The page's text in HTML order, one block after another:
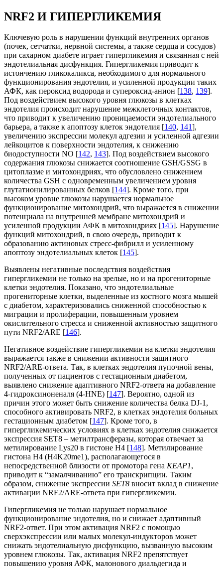
NRF2 И ГИПЕРГЛИКЕМИЯ
Ключевую роль в нарушении функций внутренних органов
(почек, сетчатки, нервной системы, а также сердца и сосудов)
при сахарном диабете играет гипергликемия и связанная с ней
эндотелиальная дисфункция. Гипергликемия приводит к
истончению гликокаликса, необходимого для нормального
функционирования эндотелия, и усиленной продукции таких
АФК, как пероксид водорода и супероксид-анион [138, 139].
Под воздействием высокого уровня глюкозы в клетках
эндотелия происходит нарушение межклеточных контактов,
что приводит к увеличению проницаемости эндотелиального
барьера, а также к апоптозу клеток эндотелия [140, 141],
увеличению экспрессии молекул адгезии и усиленной адгезии
лейкоцитов к поверхности эндотелия, к снижению
биодоступности NO [142, 143]. Под воздействием высокого
содержания глюкозы снижается соотношение GSH/GSSG в
цитоплазме и митохондриях, что обусловлено снижением
количества GSH с одновременным увеличением уровня
глутатионилированных белков [144]. Кроме того, при
высоком уровне глюкозы нарушается нормальное
функционирование митохондрий, что выражается в снижении
потенциала на внутренней мембране митохондрий и
усиленной продукции АФК в митохондриях [145]. Нарушение
функций митохондрий, в свою очередь, приводит к
образованию актиновых стресс-фибрилл и усиленному
апоптозу эндотелиальных клеток [145].
Выявлены негативные последствия воздействия
гипергликемии не только на зрелые, но и на прогениторные
клетки эндотелия. Показано, что эндотелиальные
прогениторные клетки, выделенные из костного мозга мышей
с диабетом, характеризовались сниженной способностью к
миграции и пролиферации, повышенным уровнем
окислительного стресса и сниженной активностью защитного
пути NRF2/ARE [146].
Негативное воздействие гипергликемии на клетки эндотелия
выражается также в снижении активности защитного
NRF2/ARE-ответа. Так, в клетках эндотелия пупочной вены,
полученных от пациентов с гестационным диабетом,
выявлено снижение адаптивного NRF2-ответа на добавление
4-гидроксиноненаля (4-HNE) [147]. Вероятно, одной из
причин этого может быть снижение количества белка DJ-1,
способного активировать NRF2, в клетках эндотелия больных
гестационным диабетом [147]. Кроме того, в
гипергликемических условиях в клетках эндотелия снижается
экспрессия SET8 – метилтрансферазы, которая отвечает за
метилирование Lys20 в гистоне H4 [148]. Метилирование
гистона H4 (H4K20me1), располагающегося в
непосредственной близости от промотора гена KEAP1,
приводит к “замалчиванию” его транскрипции. Таким
образом, снижение экспрессии SET8 вносит вклад в снижение
активации NRF2/ARE-ответа при гипергликемии.
Гипергликемия не только нарушает нормальное
функционирование эндотелия, но и снижает адаптивный
NRF2-ответ. При этом активация NRF2 с помощью
сверхэкспрессии или малых молекул-индукторов может
снижать эндотелиальную дисфункцию, вызванную высоким
уровнем глюкозы. Так, активация NRF2 препятствует
повышению уровня АФК, малонового диальдегида и